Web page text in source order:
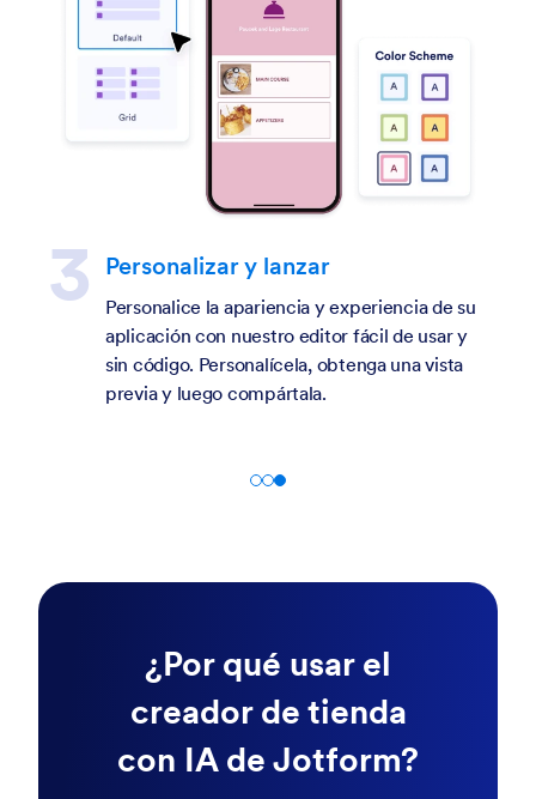
Personalizar y lanzar
Personalice la apariencia y experiencia de su
aplicación con nuestro editor fácil de usar y
sin código. Personalícela, obtenga una vista
previa y luego compártala.
¿Por qué usar el
creador de tienda
con IA de Jotform?